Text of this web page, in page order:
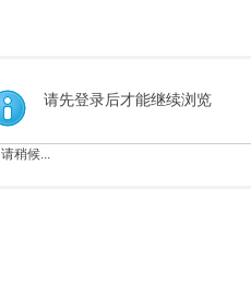
请先登录后才能继续浏览
请稍候...